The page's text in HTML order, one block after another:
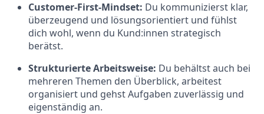
Customer-First-Mindset: Du kommunizierst klar,
überzeugend und lösungsorientiert und fühlst
dich wohl, wenn du Kund:innen strategisch
berätst.
Strukturierte Arbeitsweise: Du behältst auch bei
mehreren Themen den Überblick, arbeitest
organisiert und gehst Aufgaben zuverlässig und
eigenständig an.